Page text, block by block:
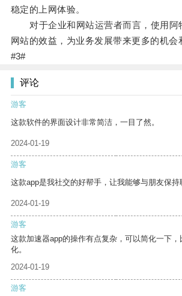
稳定的上网体验。
对于企业和网站运营者而言，使用阿
网站的效益，为业务发展带来更多的机会
#3#
评论
游客
这款软件的界面设计非常简洁，一目了然。
2024-01-19
游客
这款app是我社交的好帮手，让我能够与朋友保持
2024-01-19
游客
这款加速器app的操作有点复杂，可以简化一下
化。
2024-01-19
游客